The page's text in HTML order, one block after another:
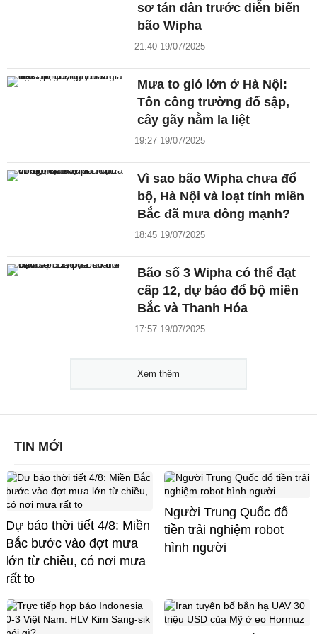
sơ tán dân trước diễn biến
bão Wipha
21:40 19/07/2025
Mưa to gió lớn ở Hà Nội:
Tôn công trường đổ sập,
cây gãy nằm la liệt
19:27 19/07/2025
Vì sao bão Wipha chưa đổ
bộ, Hà Nội và loạt tỉnh miền
Bắc đã mưa dông mạnh?
18:45 19/07/2025
Bão số 3 Wipha có thể đạt
cấp 12, dự báo đổ bộ miền
Bắc và Thanh Hóa
17:57 19/07/2025
Xem thêm
TIN MỚI
Dự báo thời tiết 4/8: Miền
Bắc bước vào đợt mưa
lớn từ chiều, có nơi mưa
rất to
Người Trung Quốc đổ
tiền trải nghiệm robot
hình người